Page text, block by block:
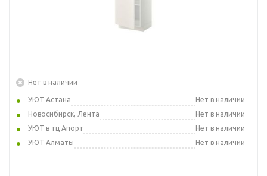
Нет в наличии
УЮТ Астана
Нет в наличии
Новосибирск, Лента
Нет в наличии
УЮТ в тц Апорт
Нет в наличии
УЮТ Алматы
Нет в наличии